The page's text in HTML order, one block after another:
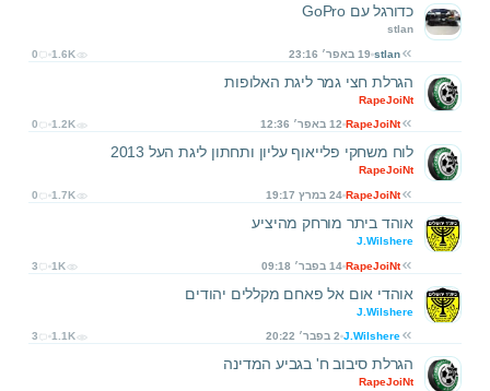
כדורגל עם GoPro
stlan
stlan 19 באפר׳ 23:16 0 1.6K
הגרלת חצי גמר ליגת האלופות
RapeJoiNt
RapeJoiNt 12 באפר׳ 12:36 0 1.2K
לוח משחקי פלייאוף עליון ותחתון ליגת העל 2013
RapeJoiNt
RapeJoiNt 24 במרץ 19:17 0 1.7K
אוהד ביתר מורחק מהיציע
J.Wilshere
RapeJoiNt 14 בפבר׳ 09:18 3 1K
אוהדי אום אל פאחם מקללים יהודים
J.Wilshere
J.Wilshere 2 בפבר׳ 20:22 3 1.1K
הגרלת סיבוב ח' בגביע המדינה
RapeJoiNt